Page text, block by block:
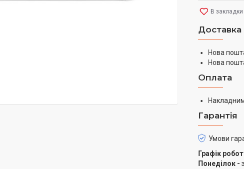
В закладки
Доставка
Нова
Нова
Оплата
Гарантія
Умови
Графік
Понеділок -